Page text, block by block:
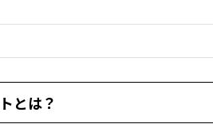
とは？